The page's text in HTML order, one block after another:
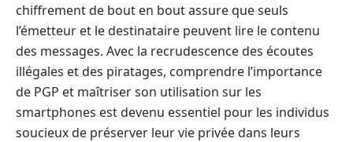
chiffrement de bout en bout assure que seuls
l’émetteur et le destinataire peuvent lire le contenu
des messages. Avec la recrudescence des écoutes
illégales et des piratages, comprendre l’importance
de PGP et maîtriser son utilisation sur les
smartphones est devenu essentiel pour les individus
soucieux de préserver leur vie privée dans leurs